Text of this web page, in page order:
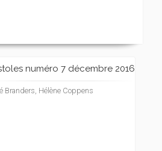
numéro 7 décembre 2016
Branders, Hélène Coppens